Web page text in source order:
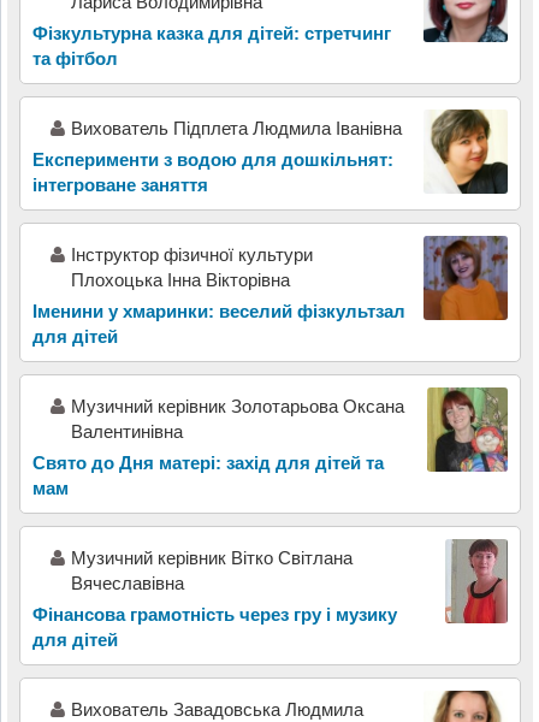
Фізкультурна казка для дітей: стретчинг
та фітбол
Вихователь Підплета Людмила Іванівна
Експерименти з водою для дошкільнят:
інтегроване заняття
Інструктор фізичної культури
Плохоцька Інна Вікторівна
Іменини у хмаринки: веселий фізкультзал
для дітей
Музичний керівник Золотарьова Оксана
Валентинівна
Свято до Дня матері: захід для дітей та
мам
Музичний керівник Вітко Світлана
Вячеславівна
Фінансова грамотність через гру і музику
для дітей
Вихователь Завадовська Людмила